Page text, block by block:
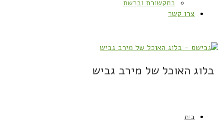
בתקשורת וברשת
צרו קשר
בלוג האוכל של מירב גביש
בית